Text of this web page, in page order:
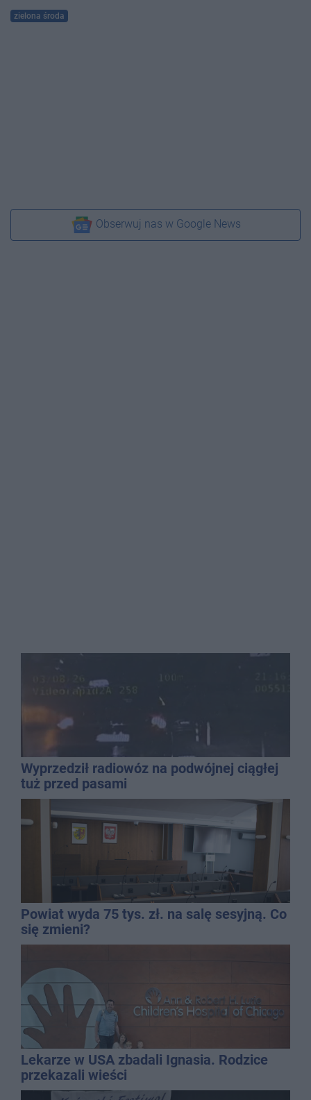
zielona środa
Obserwuj nas w Google News
Wyprzedził radiowóz na podwójnej ciągłej
tuż przed pasami
Powiat wyda 75 tys. zł. na salę sesyjną. Co
się zmieni?
Lekarze w USA zbadali Ignasia. Rodzice
przekazali wieści